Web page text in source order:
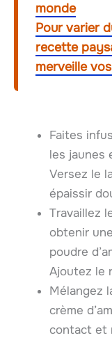
monde
Pour varier
recette
merveille
Faites
les jaunes
Versez le
épaissir
Travaillez
obtenir
poudre
Ajoutez le
Mélangez
crème
contact et